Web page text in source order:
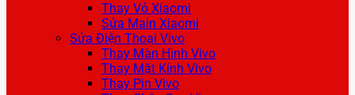
Thay Vỏ Xiaomi
Sửa Main Xiaomi
Sửa Điện Thoại Vivo
Thay Màn Hình Vivo
Thay Mặt Kính Vivo
Thay Pin Vivo